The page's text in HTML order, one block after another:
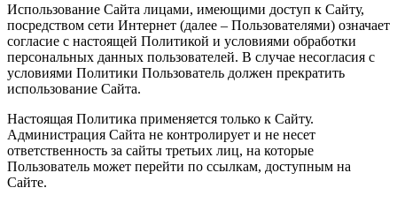
Использование Сайта лицами, имеющими доступ к Сайту,
посредством сети Интернет (далее – Пользователями) означает
согласие с настоящей Политикой и условиями обработки
персональных данных пользователей. В случае несогласия с
условиями Политики Пользователь должен прекратить
использование Сайта.
Настоящая Политика применяется только к Сайту.
Администрация Сайта не контролирует и не несет
ответственность за сайты третьих лиц, на которые
Пользователь может перейти по ссылкам, доступным на
Сайте.